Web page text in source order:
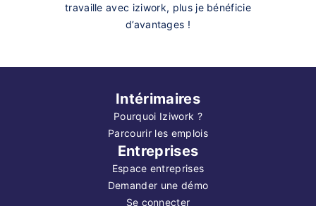
travaille avec iziwork, plus je bénéficie
d’avantages !
Intérimaires
Pourquoi Iziwork ?
Parcourir les emplois
Entreprises
Espace entreprises
Demander une démo
Se connecter